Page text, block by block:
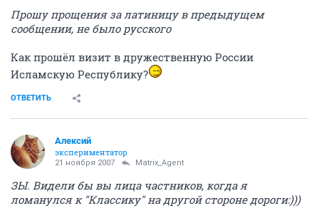
Прошу прощения за латиницу в предыдущем
сообщении, не было русского
Как прошёл визит в дружественную России
Исламскую Республику?
ОТВЕТИТЬ
Алексий
экспериментатор
21 ноября 2007 Matrix_Agent
ЗЫ. Видели бы вы лица частников, когда я
ломанулся к "Классику" на другой стороне дороги:)))